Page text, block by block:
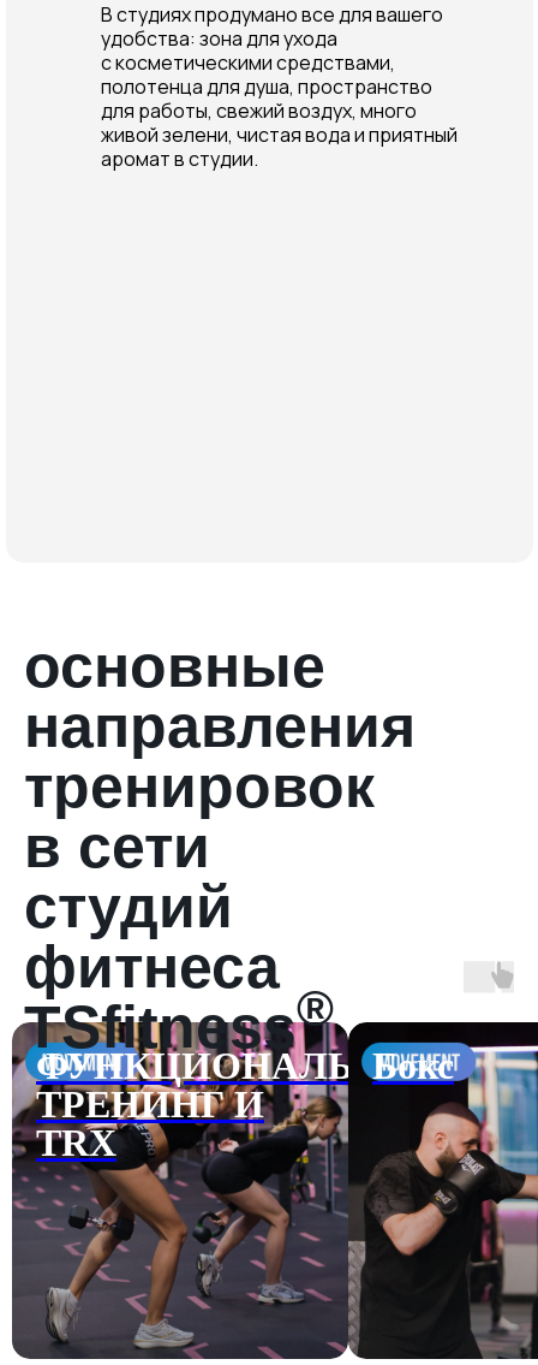
В студиях продумано все для вашего
удобства: зона для ухода
с косметическими средствами,
полотенца для душа, пространство
для работы, свежий воздух, много
живой зелени, чистая вода и приятный
аромат в студии.
основные
направления
тренировок
в сети
студий
фитнеса
TSfitness®
Бокс беговой